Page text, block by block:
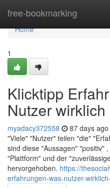
free-bookmarking
Home
Home
1
Klicktipp
Nutzer
myadacy372558 87 days ago
"Viele" "Nutzer" teilen "die"
sind diese "Aussagen" "positiv"
"Plattform" und der
hervorgehoben. https://
erfahrungen-was-nutzer-